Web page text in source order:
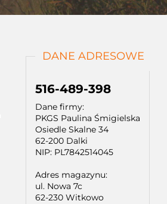
DANE ADRESOWE
516-489-398
Dane firmy:
PKGS Paulina Śmigielska
Osiedle Skalne 34
62-200 Dalki
NIP: PL7842514045
Adres magazynu:
ul. Nowa 7c
62-230 Witkowo